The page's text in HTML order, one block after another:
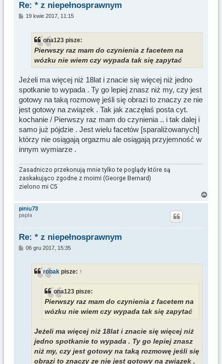
Re: * z niepełnosprawnym
P19 kwie 2017, 11:15
ona123 pisze:
Pierwszy raz mam do czynienia z facetem na
wózku nie wiem czy wypada tak się zapytać
Jeżeli ma więcej niż 18lat i znacie się więcej niż jedno
spotkanie to wypada . Ty go lepiej znasz niż my, czy jest
gotowy na taką rozmowę jeśli się obrazi to znaczy ze nie
jest gotowy na związek . Tak jak zaczęłaś posta cyt.
kochanie / Pierwszy raz mam do czynienia .. i tak dalej i
samo już pójdzie . Jest wielu facetów [sparaliżowanych]
którzy nie osiągają orgazmu ale osiągają przyjemność w
innym wymiarze .
Zasadniczo przekonują mnie tylko te poglądy które są
zaskakująco zgodne z moimi (George Bernard)
zielono mi C5
r
piniu73
papla
Re: * z niepełnosprawnym
P06 gru 2017, 15:35
robak pisze: ↑
ona123 pisze:
Pierwszy raz mam do czynienia z facetem na
wózku nie wiem czy wypada tak się zapytać
Jeżeli ma więcej niż 18lat i znacie się więcej niż
jedno spotkanie to wypada . Ty go lepiej znasz
niż my, czy jest gotowy na taką rozmowę jeśli się
obrazi to znaczy ze nie jest gotowy na związek .